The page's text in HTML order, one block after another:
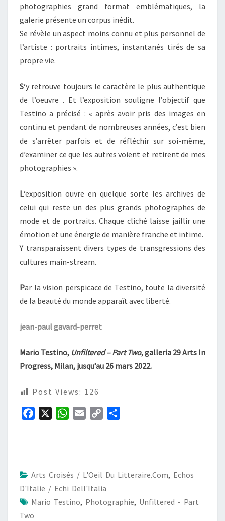
photographies grand format emblématiques, la
galerie présente un corpus inédit.
Se révèle un aspect moins connu et plus personnel de
l’artiste : portraits intimes, instantanés tirés de sa
propre vie.
S‘y retrouve toujours le caractère le plus authentique
de l’oeuvre . Et l’exposition souligne l’objectif que
Testino a précisé : « après avoir pris des images en
continu et pendant de nombreuses années, c’est bien
de s’arrêter parfois et de réfléchir sur soi-même,
d’examiner ce que les autres voient et retirent de mes
photographies ».
L‘exposition ouvre en quelque sorte les archives de
celui qui reste un des plus grands photographes de
mode et de portraits. Chaque cliché laisse jaillir une
émotion et une énergie de manière franche et intime.
Y transparaissent divers types de transgressions des
cultures main-stream.
Par la vision perspicace de Testino, toute la diversité
de la beauté du monde apparaît avec liberté.
jean-paul gavard-perret
Mario Testino, Unfiltered – Part Two, galleria 29 Arts In
Progress, Milan, jusqu’au 26 mars 2022.
Post Views: 126
o
o
k
W
A
p
p
n
k
g
r
Arts Croisés / L'Oeil Du Litteraire.com, Echos
D'Italie / Echi Dell'Italia
Mario Testino, Photographie, Unfiltered - Part
Two